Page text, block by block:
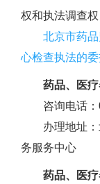
权和执法调查权
北京市药
心检查执法的
药品、医疗器
咨询电话：
办理地址：
务服务中心
药品、医疗